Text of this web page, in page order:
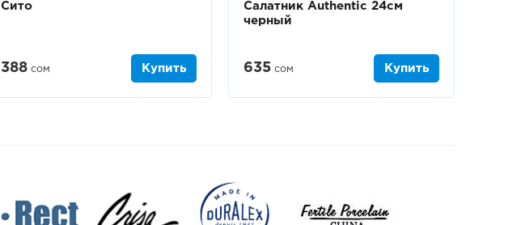
Сито
388 сом Купить
Салатник Authentic 24см
черный
635 сом Купить